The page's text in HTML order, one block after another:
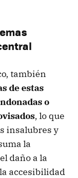
también
de estas
o
, lo que
insalubres y
la
daño a la
accesibilidad